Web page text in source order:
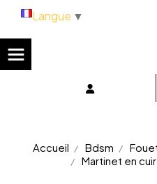
Accueil Bdsm
Martinet en
Langue ▼